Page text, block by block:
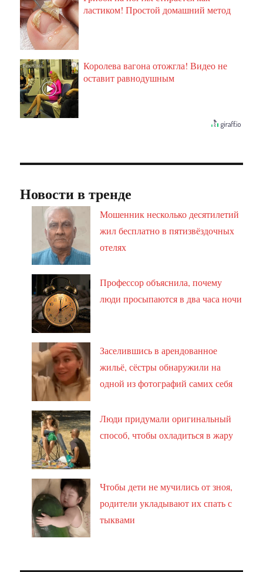
ластиком! Простой домашний метод
i
Королева вагона отожгла! Видео не
оставит равнодушным
Новости в тренде
Мошенник несколько десятилетий
жил бесплатно в пятизвёздочных
отелях
Профессор объяснила, почему
люди просыпаются в два часа ночи
Заселившись в арендованное
жильё, сёстры обнаружили на
одной из фотографий самих себя
Люди придумали оригинальный
способ, чтобы охладиться в жару
Чтобы дети не мучились от зноя,
родители укладывают их спать с
тыквами